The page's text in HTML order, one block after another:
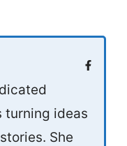
turning ideas
She